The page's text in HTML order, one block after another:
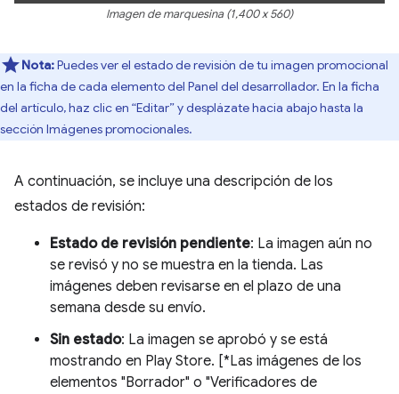
Imagen de marquesina (1,400 x 560)
Nota:Puedes ver el estado de revisión de tu imagen promocional
en la ficha de cada elemento del Panel del desarrollador. En la ficha
del artículo, haz clic en “Editar” y desplázate hacia abajo hasta la
sección Imágenes promocionales.
A continuación, se incluye una descripción de los
estados de revisión:
Estado de revisión pendiente: La imagen aún no
se revisó y no se muestra en la tienda. Las
imágenes deben revisarse en el plazo de una
semana desde su envío.
Sin estado: La imagen se aprobó y se está
mostrando en Play Store. [*Las imágenes de los
elementos "Borrador" o "Verificadores de